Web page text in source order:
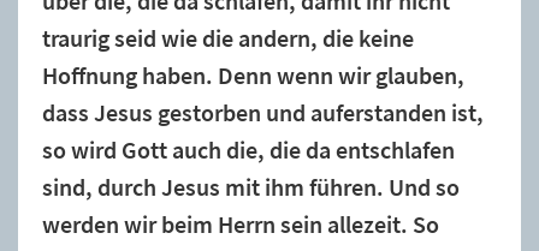
traurig seid wie die andern, die keine
Hoffnung haben. Denn wenn wir glauben,
dass Jesus gestorben und auferstanden ist,
so wird Gott auch die, die da entschlafen
sind, durch Jesus mit ihm führen. Und so
werden wir beim Herrn sein allezeit. So